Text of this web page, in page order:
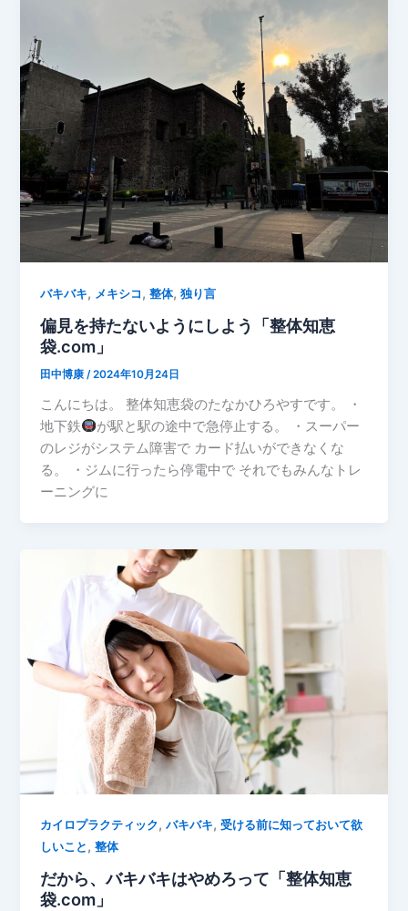
バキバキ, メキシコ ,整体,独り言
偏見を持たないようにしよう「整体知恵
袋.com」
田中博康/2024年10月24日
こんにちは。 整体知恵袋のたなかひろやすです。 ・
地下鉄
が駅と駅の途中で急停止する。 ・スーパー
のレジがシステム障害で カード払いができなくな
る。 ・ジムに行ったら停電中で それでもみんなトレ
ーニングに
カイロプラクティック,バキバキ,受ける前に知っておいて欲
しいこと ,整体
だから、バキバキはやめろって「整体知恵
袋.com」